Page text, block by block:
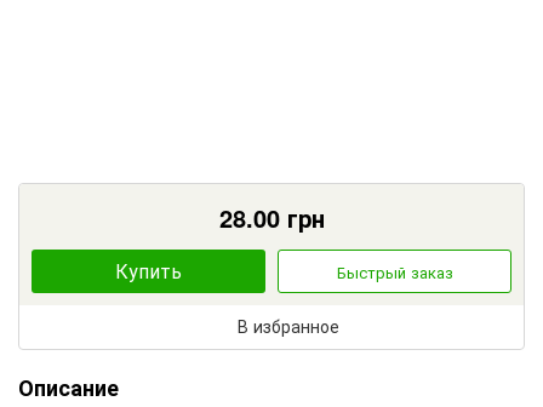
28.00грн
Купить Быстрый заказ
В избранное
Описание